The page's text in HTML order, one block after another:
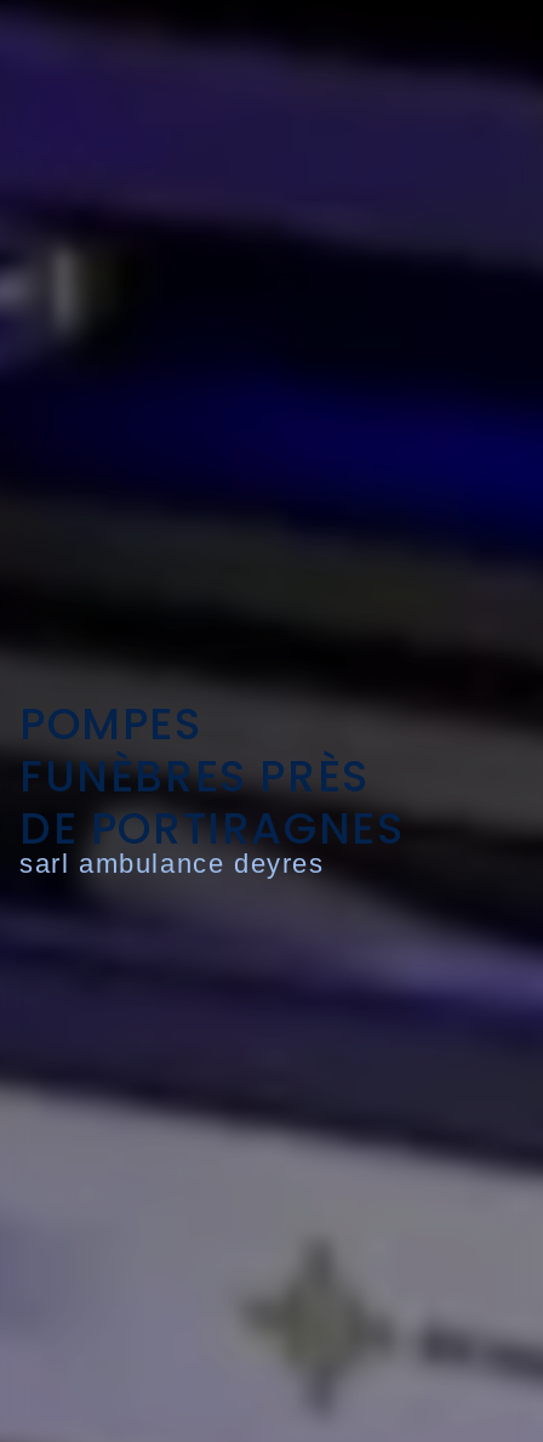
POMPES
FUNÈBRES PRÈS
DE PORTIRAGNES
sarl ambulance deyres